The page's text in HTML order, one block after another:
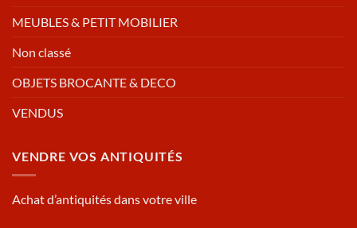
MEUBLES & PETIT MOBILIER
Non classé
OBJETS BROCANTE & DECO
VENDUS
VENDRE VOS ANTIQUITÉS
Achat d’antiquités dans votre ville